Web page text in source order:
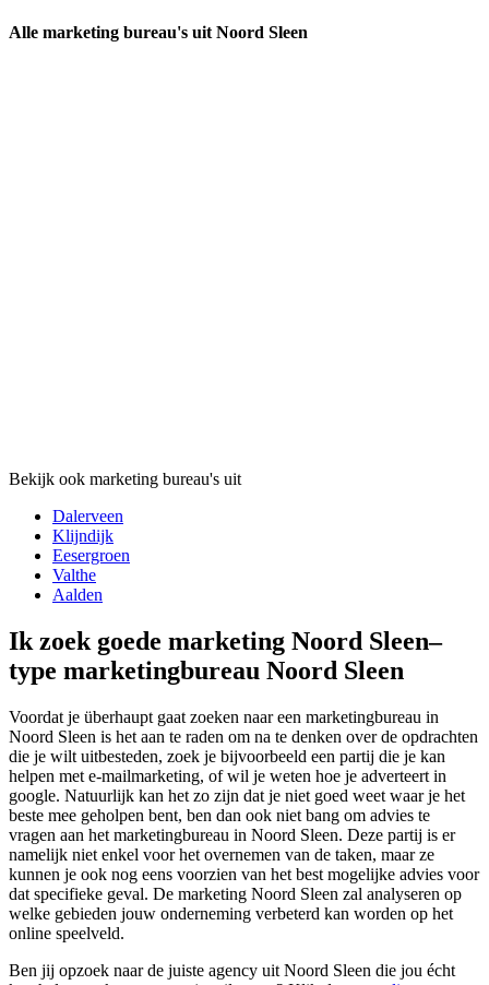
Alle marketing bureau's uit Noord Sleen
Bekijk ook marketing bureau's uit
Dalerveen
Klijndijk
Eesergroen
Valthe
Aalden
Ik zoek goede marketing Noord Sleen–
type marketingbureau Noord Sleen
Voordat je überhaupt gaat zoeken naar een marketingbureau in
Noord Sleen is het aan te raden om na te denken over de opdrachten
die je wilt uitbesteden, zoek je bijvoorbeeld een partij die je kan
helpen met e-mailmarketing, of wil je weten hoe je adverteert in
google. Natuurlijk kan het zo zijn dat je niet goed weet waar je het
beste mee geholpen bent, ben dan ook niet bang om advies te
vragen aan het marketingbureau in Noord Sleen. Deze partij is er
namelijk niet enkel voor het overnemen van de taken, maar ze
kunnen je ook nog eens voorzien van het best mogelijke advies voor
dat specifieke geval. De marketing Noord Sleen zal analyseren op
welke gebieden jouw onderneming verbeterd kan worden op het
online speelveld.
Ben jij opzoek naar de juiste agency uit Noord Sleen die jou écht